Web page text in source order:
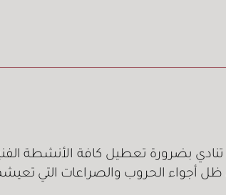
المتشددة تنادي بضرورة تعطيل كافة
أجواء الحروب والصراعات التي